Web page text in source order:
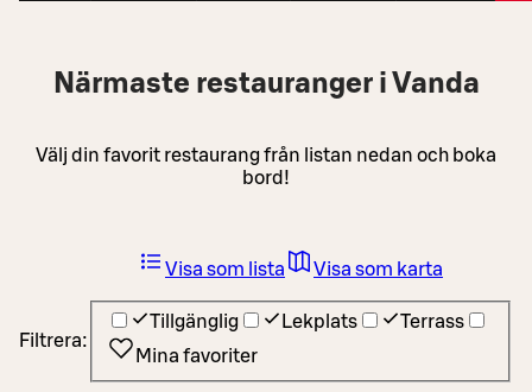
Närmaste restauranger i Vanda
Välj din favorit restaurang från listan nedan och boka
bord!
Filtrera:
Tillgänglig Lekplats
Terrass
Mina favoriter
Visa som lista Visa som karta